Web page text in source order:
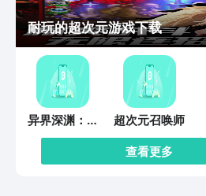
耐玩的超次元游戏下载
异界深渊：觉
醒
超次元召唤师
查看更多